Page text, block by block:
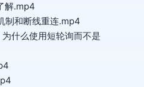
解.mp4
制和断线重连.mp4
什么使用短轮询而不是